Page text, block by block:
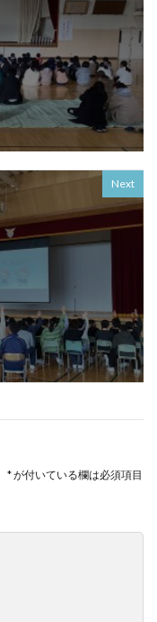
Next
*が付いている欄は必須項目